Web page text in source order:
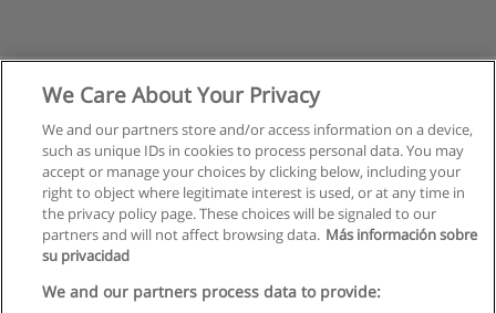
Правила пользования
We Care About Your Privacy
We and our partners store and/or access information on a device,
such as unique IDs in cookies to process personal data. You may
accept or manage your choices by clicking below, including your
right to object where legitimate interest is used, or at any time in
the privacy policy page. These choices will be signaled to our
partners and will not affect browsing data. Más información sobre
su privacidad
We and our partners process data to provide: